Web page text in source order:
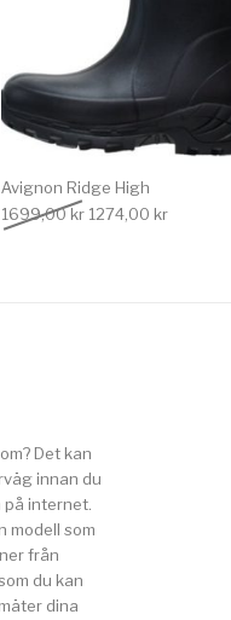
kr.
Avignon Ridge High
1699,00kr Det ursprungliga
1274,00 krDet
Det kan
innan du
på internet.
modell som
från
du kan
dina